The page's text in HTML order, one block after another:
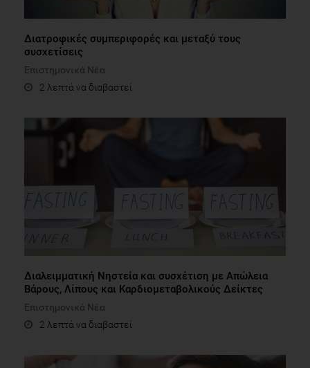
Διατροφικές συμπεριφορές και μεταξύ τους
συσχετίσεις
Επιστημονικά Νέα
2 λεπτά να διαβαστεί
Διαλειμματική Νηστεία και συσχέτιση με Απώλεια
Βάρους, Λίπους και Καρδιομεταβολικούς Δείκτες
Επιστημονικά Νέα
2 λεπτά να διαβαστεί